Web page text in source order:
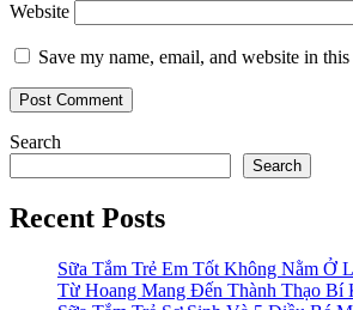
Website
Save my name, email, and website in
Search
Search
Recent Posts
Sữa Tắm Trẻ Em Tốt Không Nằm Ở
Từ Hoang Mang Đến Thành Thạo Bí